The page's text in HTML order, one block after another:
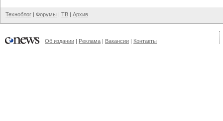
Техноблог | Форумы | ТВ | Архив
Об издании | Реклама | Вакансии | Контакты